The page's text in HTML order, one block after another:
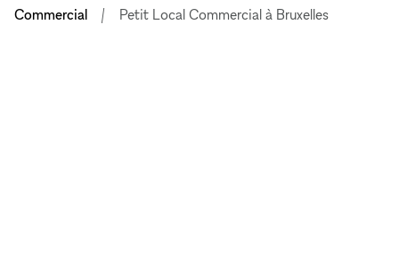
Commercial
Petit Local Commercial à Bruxelles